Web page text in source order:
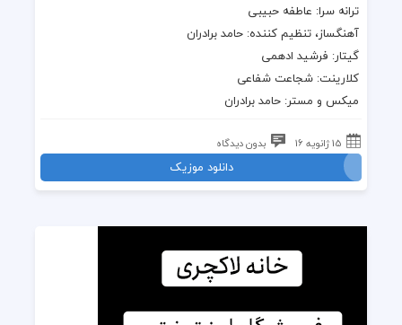
ترانه سرا: عاطفه حبیبی
آهنگساز، تنظیم کننده: حامد برادران
گیتار: فرشید ادهمی
کلارینت: شجاعت شفاعی
میکس و مستر: حامد برادران
15 ژانویه 16 بدون دیدگاه
دانلود موزیک